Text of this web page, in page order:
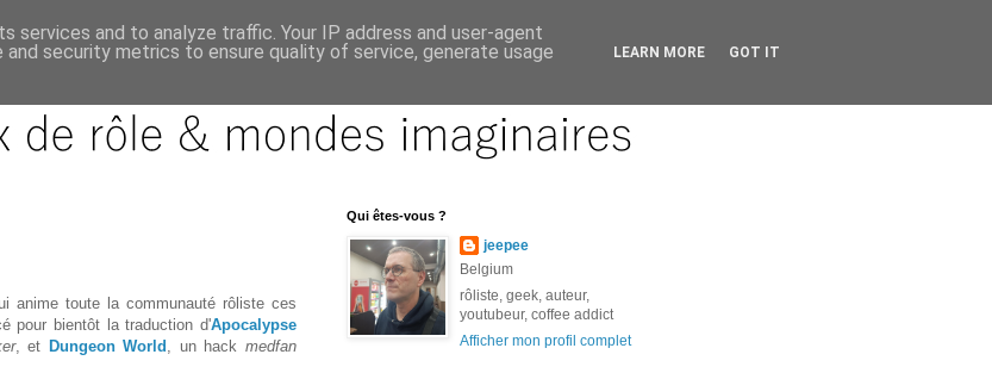
anime toute la communauté rôliste ces
pour bientôt la traduction d'Apocalypse
, et Dungeon World , un hackmedfan
Qui êtes-vous ?
jeepee
Belgium
rôliste, geek, auteur,
youtubeur, coffee addict
Afficher mon profil complet
services and to analyze traffic. Your IP address and user-agent
security metrics to ensure quality of service, generate usage
LEARN MORE GOT IT